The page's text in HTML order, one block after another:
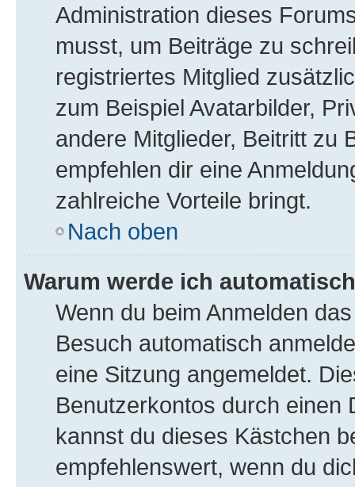
Administration dieses
musst, um Beiträge zu
registriertes Mitglied
zum Beispiel Avatarbilder,
andere Mitglieder, Beitritt zu
empfehlen dir eine
zahlreiche Vorteile bringt.
Nach oben
Warum werde ich
Wenn du beim Anmelden
Besuch automatisch
eine Sitzung angemeldet.
Benutzerkontos durch einen
kannst du dieses Kästchen
empfehlenswert, wenn du